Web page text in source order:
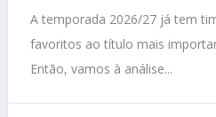
A temporada 2026/27 já tem
favoritos ao título mais
Então, vamos à análise...